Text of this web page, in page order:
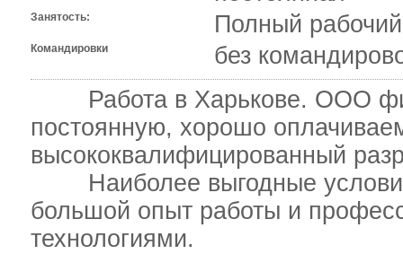
Занятость: Полный
Командировки
без
Работа в Харькове. ООО
постоянную, хорошо
высококвалифицированный
Наиболее выгодные
большой опыт работы и
технологиями.